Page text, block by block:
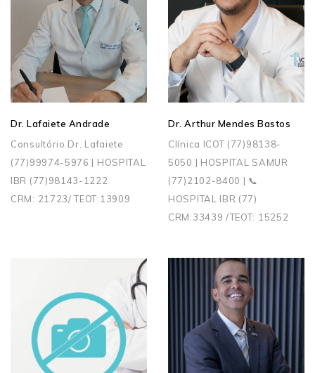
Dr. Lafaiete Andrade
Consultório Dr. Lafaiete
(77)99974-5976 | HOSPITAL
IBR (77)98143-1222
CRM: 21723/ TEOT:13909
Dr. Arthur Mendes Bastos
Clínica ICOT (77)98138-
5050 | HOSPITAL SAMUR
(77)2102-8400 | 📞
HOSPITAL IBR (77)
CRM:33439 /TEOT: 15252